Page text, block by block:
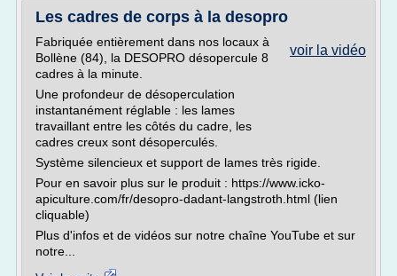
Les cadres de corps à la desopro
voir la vidéo
Fabriquée entièrement dans nos locaux à
Bollène (84), la DESOPRO désopercule 8
cadres à la minute.
Une profondeur de désoperculation
instantanément réglable : les lames
travaillant entre les côtés du cadre, les
cadres creux sont désoperculés.
Système silencieux et support de lames très rigide.
Pour en savoir plus sur le produit : https://www.icko-
apiculture.com/fr/desopro-dadant-langstroth.html (lien
cliquable)
Plus d'infos et de vidéos sur notre chaîne YouTube et sur
notre...